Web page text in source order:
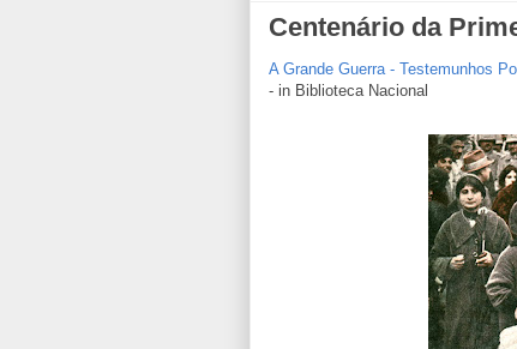
Centenário da
A Grande Guerra - Testemunhos
- in Biblioteca Nacional